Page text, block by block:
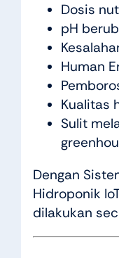
Dosis
pH
Human
Kualitas
Sulit
Dengan
Hidroponik
dilakukan